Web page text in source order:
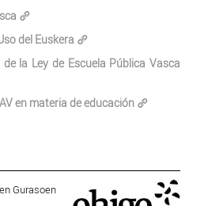
del Euskera
la Ley de Escuela Pública Vasca
en materia de educación
Gurasoen